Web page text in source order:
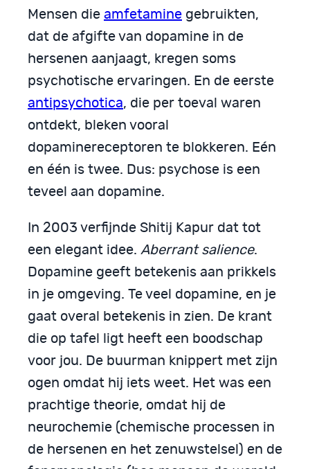
Mensen die amfetamine gebruikten,
dat de afgifte van dopamine in de
hersenen aanjaagt, kregen soms
psychotische ervaringen. En de eerste
antipsychotica, die per toeval waren
ontdekt, bleken vooral
dopaminereceptoren te blokkeren. Eén
en één is twee. Dus: psychose is een
teveel aan dopamine.
In 2003 verfijnde Shitij Kapur dat tot
een elegant idee. Aberrant salience.
Dopamine geeft betekenis aan prikkels
in je omgeving. Te veel dopamine, en je
gaat overal betekenis in zien. De krant
die op tafel ligt heeft een boodschap
voor jou. De buurman knippert met zijn
ogen omdat hij iets weet. Het was een
prachtige theorie, omdat hij de
neurochemie (chemische processen in
de hersenen en het zenuwstelsel) en de